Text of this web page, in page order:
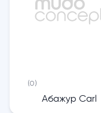
(0)
Абажур Carl